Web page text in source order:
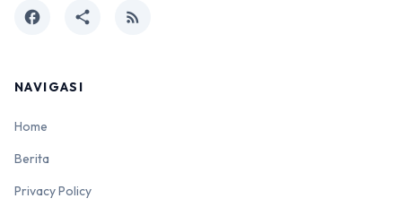
facebook share rss_feed
NAVIGASI
Home
Berita
Privacy Policy